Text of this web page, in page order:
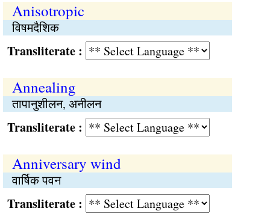
Anisotropic
विषमदैशिक
:
Annealing
तापानुशीलन, अनीलन
:
Anniversary wind
वार्षिक पवन
: